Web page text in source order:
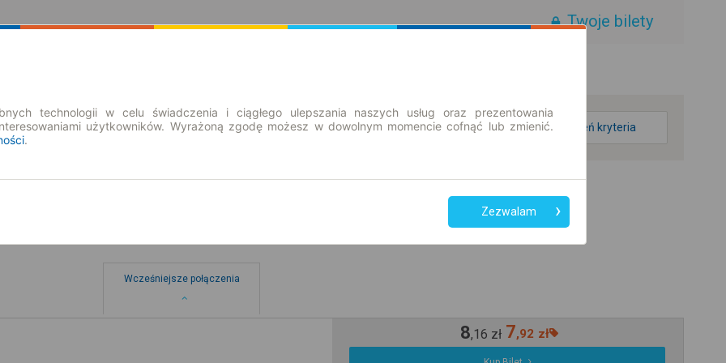
Twoje bilety
zmień kryteria
Wcześniejsze połączenia
8,16 zł 7,92 zł
technologii w celu świadczenia i ciągłego ulepszania naszych usług oraz prezentowania
użytkowników. Wyrażoną zgodę możesz w dowolnym momencie cofnąć lub zmienić.
.
Zezwalam